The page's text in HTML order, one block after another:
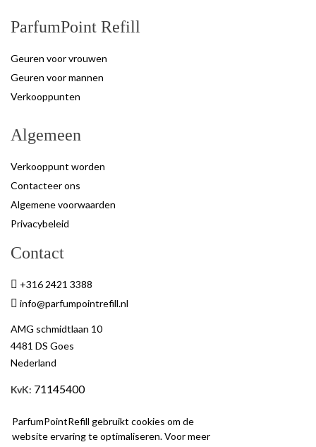
ParfumPointRefill gebruikt cookies om de
website ervaring te optimaliseren. Voor meer
ParfumPoint Refill
Geuren voor vrouwen
Geuren voor mannen
Verkooppunten
Algemeen
Verkooppunt worden
Contacteer ons
Algemene voorwaarden
Privacybeleid
Contact
+316 2421 3388
info@parfumpointrefill.nl
AMG schmidtlaan 10
4481 DS Goes
Nederland
KvK: 71145400